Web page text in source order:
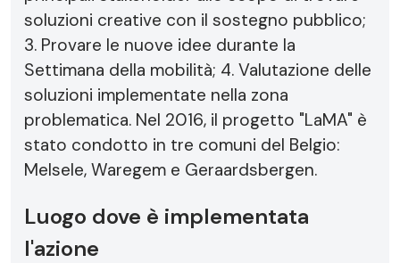
soluzioni creative con il sostegno pubblico;
3. Provare le nuove idee durante la
Settimana della mobilità; 4. Valutazione delle
soluzioni implementate nella zona
problematica. Nel 2016, il progetto "LaMA" è
stato condotto in tre comuni del Belgio:
Melsele, Waregem e Geraardsbergen.
Luogo dove è implementata
l'azione